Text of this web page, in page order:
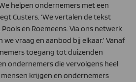
helpen ondernemers met een
Custers. ‘We vertalen de tekst
en Roemeens. Via ons netwerk
vraag en aanbod bij elkaar.’ Vanaf
toegang tot duizenden
ondernemers die vervolgens heel
krijgen en ondernemers